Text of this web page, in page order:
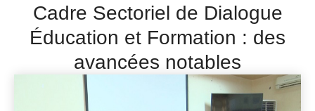
Cadre Sectoriel de Dialogue
Éducation et Formation : des
avancées notables